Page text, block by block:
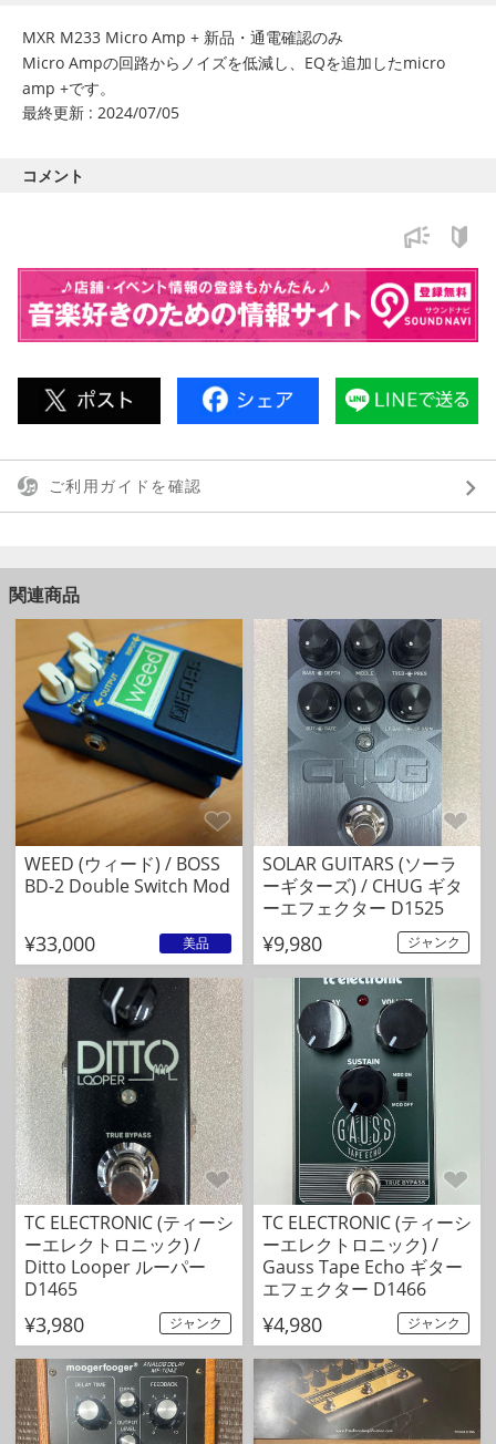
MXR M233 Micro Amp + 新品・通電確認のみ
Micro Ampの回路からノイズを低減し、EQを追加したmicro
amp +です。
最終更新 : 2024/07/05
コメント
ご利用ガイドを確認
関連商品
WEED (ウィード) / BOSS
BD-2 Double Switch Mod
¥33,000 美品
SOLAR GUITARS (ソーラ
ーギターズ) / CHUG ギタ
ーエフェクター D1525
¥9,980 ジャンク
TC ELECTRONIC (ティーシ
ーエレクトロニック) /
Ditto Looper ルーパー
D1465
¥3,980 ジャンク
TC ELECTRONIC (ティーシ
ーエレクトロニック) /
Gauss Tape Echo ギター
エフェクター D1466
¥4,980 ジャンク